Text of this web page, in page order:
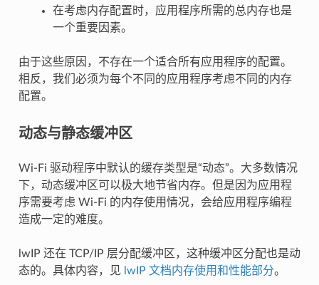
在考虑内存配置时，应用程序所需的总内存也是
一个重要因素。
由于这些原因，不存在一个适合所有应用程序的配置。
相反，我们必须为每个不同的应用程序考虑不同的内存
配置。
动态与静态缓冲区
Wi-Fi 驱动程序中默认的缓存类型是“动态”。大多数情况
下，动态缓冲区可以极大地节省内存。但是因为应用程
序需要考虑 Wi-Fi 的内存使用情况，会给应用程序编程
造成一定的难度。
lwIP 还在 TCP/IP 层分配缓冲区，这种缓冲区分配也是动
态的。具体内容，见 lwIP 文档内存使用和性能部分。